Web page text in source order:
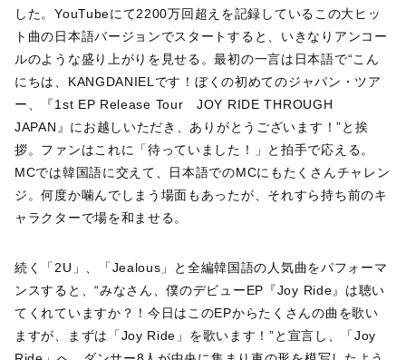
した。YouTubeにて2200万回超えを記録しているこの大ヒッ
ト曲の日本語バージョンでスタートすると、いきなりアンコー
ルのような盛り上がりを見せる。最初の一言は日本語で“こん
にちは、KANGDANIELです！ぼくの初めてのジャパン・ツア
ー、『1st EP Release Tour JOY RIDE THROUGH
JAPAN』にお越しいただき、ありがとうございます！”と挨
拶。ファンはこれに「待っていました！」と拍手で応える。
MCでは韓国語に交えて、日本語でのMCにもたくさんチャレン
ジ。何度か噛んでしまう場面もあったが、それすら持ち前のキ
ャラクターで場を和ませる。
続く「2U」、「Jealous」と全編韓国語の人気曲をパフォーマ
ンスすると、“みなさん、僕のデビューEP『Joy Ride』は聴い
てくれていますか？！今日はこのEPからたくさんの曲を歌い
ますが、まずは「Joy Ride」を歌います！”と宣言し、「Joy